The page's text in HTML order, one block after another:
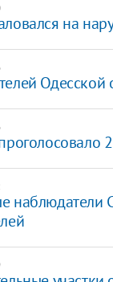
на
наблюдатели